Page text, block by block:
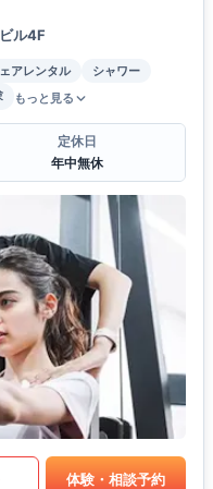
ル4F
アレンタル
シャワー
もっと見る
定休日
年中無休
体験・相談予約